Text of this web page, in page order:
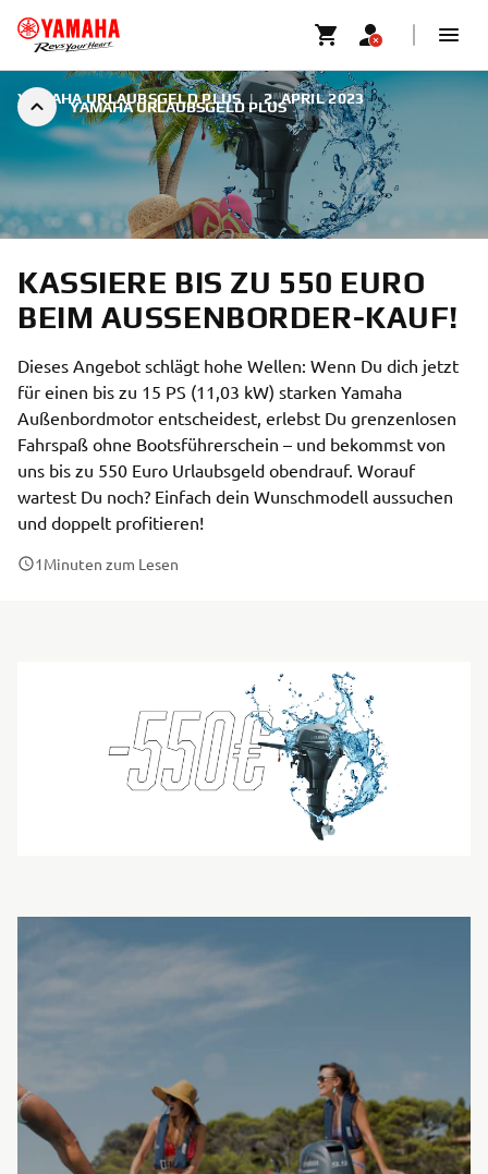
YAMAHA URLAUBSGELD PLUS
YAMAHA URLAUBSGELD PLUS | 2. APRIL 2023
KASSIERE BIS ZU 550 EURO
BEIM AUSSENBORDER-KAUF!
Dieses Angebot schlägt hohe Wellen: Wenn Du dich jetzt
für einen bis zu 15 PS (11,03 kW) starken Yamaha
Außenbordmotor entscheidest, erlebst Du grenzenlosen
Fahrspaß ohne Bootsführerschein – und bekommst von
uns bis zu 550 Euro Urlaubsgeld obendrauf. Worauf
wartest Du noch? Einfach dein Wunschmodell aussuchen
und doppelt profitieren!
1Minuten zum Lesen